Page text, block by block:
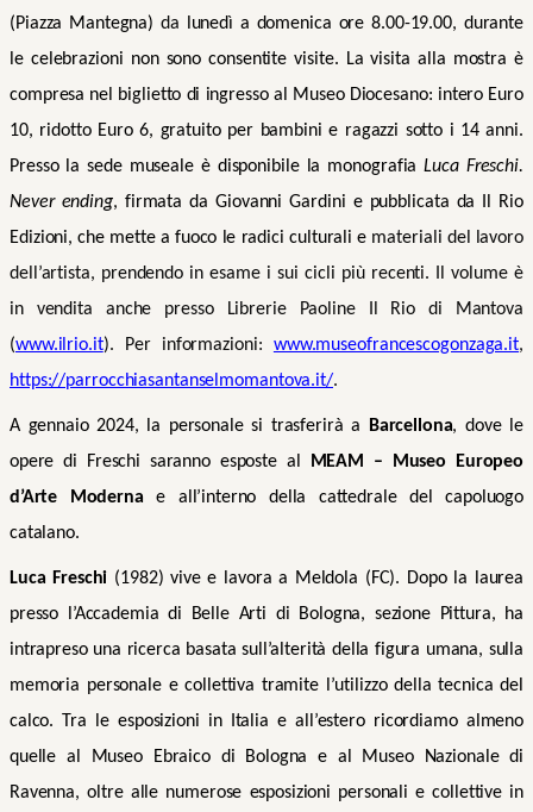
(Piazza Mantegna) da lunedì a domenica ore 8.00-19.00, durante
le celebrazioni non sono consentite visite. La visita alla mostra è
compresa nel biglietto di ingresso al Museo Diocesano: intero Euro
10, ridotto Euro 6, gratuito per bambini e ragazzi sotto i 14 anni.
Presso la sede museale è disponibile la monografiaLuca Freschi.
Never ending, firmata da Giovanni Gardini e pubblicata da Il Rio
Edizioni, che mette a fuoco le radici culturali e materiali del lavoro
dell’artista, prendendo in esame i sui cicli più recenti. Il volume è
in vendita anche presso Librerie Paoline Il Rio di Mantova
(www.ilrio.it). Per informazioni: www.museofrancescogonzaga.it,
https://parrocchiasantanselmomantova.it/.
A gennaio 2024, la personale si trasferirà a Barcellona, dove le
opere di Freschi saranno esposte al MEAM – Museo Europeo
d’Arte Moderna e all’interno della cattedrale del capoluogo
catalano.
Luca Freschi (1982) vive e lavora a Meldola (FC). Dopo la laurea
presso l’Accademia di Belle Arti di Bologna, sezione Pittura, ha
intrapreso una ricerca basata sull’alterità della figura umana, sulla
memoria personale e collettiva tramite l’utilizzo della tecnica del
calco. Tra le esposizioni in Italia e all’estero ricordiamo almeno
quelle al Museo Ebraico di Bologna e al Museo Nazionale di
Ravenna, oltre alle numerose esposizioni personali e collettive in